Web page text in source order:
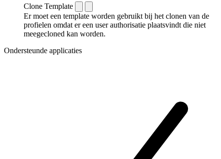
Clone Template
Er moet een template worden gebruikt bij het clonen van de
profielen omdat er een user authorisatie plaatsvindt die niet
meegecloned kan worden.
Ondersteunde applicaties